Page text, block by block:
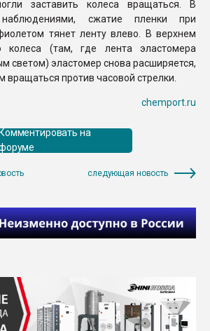
заставить колеса вращаться. В
сжатие пленки при
тянет ленту влево. В верхнем
колеса (там, где лента эластомера
светом) эластомер снова расширяется,
вращаться против часовой стрелки.
chemport.ru
Комментировать на
следующая новость